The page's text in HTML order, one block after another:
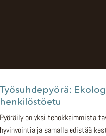
Työsuhdepyörä:
henkilöstöetu
Pyöräily on yksi tehokkaimmista
hyvinvointia ja samalla edistää